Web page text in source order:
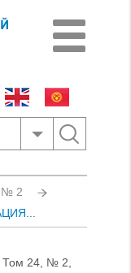
№ 2
Том 24, № 2,